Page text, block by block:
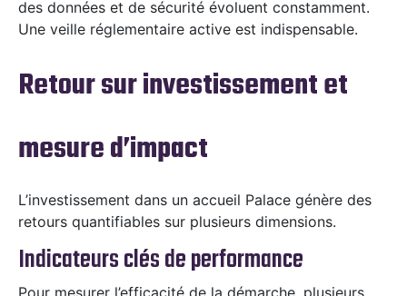
des données et de sécurité évoluent constamment.
Une veille réglementaire active est indispensable.
Retour sur investissement et
mesure d’impact
L’investissement dans un accueil Palace génère des
retours quantifiables sur plusieurs dimensions.
Indicateurs clés de performance
Pour mesurer l’efficacité de la démarche, plusieurs